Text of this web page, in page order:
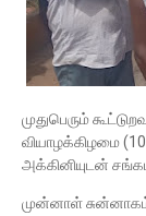
முதுபெரும்
வியாழக்கிழமை
அக்கினியுடன்
முன்னாள்